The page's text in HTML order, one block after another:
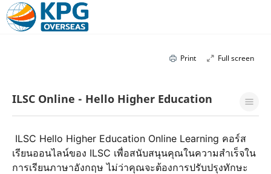
Print Full screen
ILSC Online - Hello Higher Education
เรียนออนไลน์ของ ILSC เพื่อสนับสนุนคุณในความสำเร็จใน
การเรียนภาษาอังกฤษ ไม่ว่าคุณจะต้องการปรับปรุงทักษะ